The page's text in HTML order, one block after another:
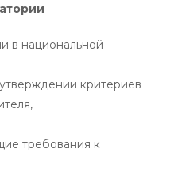
в национальной
критериев
требования к